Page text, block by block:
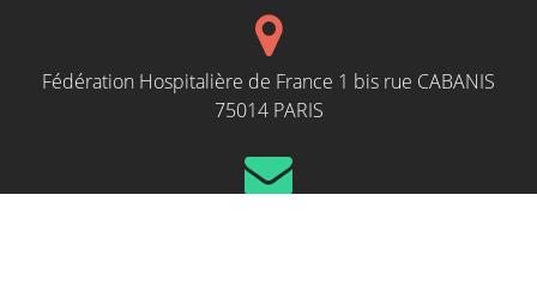
Fédération Hospitalière de France 1 bis rue CABANIS
75014 PARIS